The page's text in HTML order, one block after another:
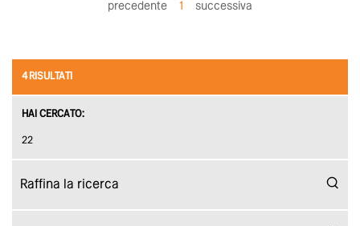
4 RISULTATI
HAI CERCATO:
22
precedente 1 successiva